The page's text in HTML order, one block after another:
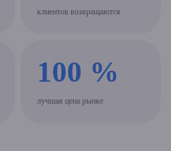
клиентов возвращаются
100 %
лучшая цена рынке